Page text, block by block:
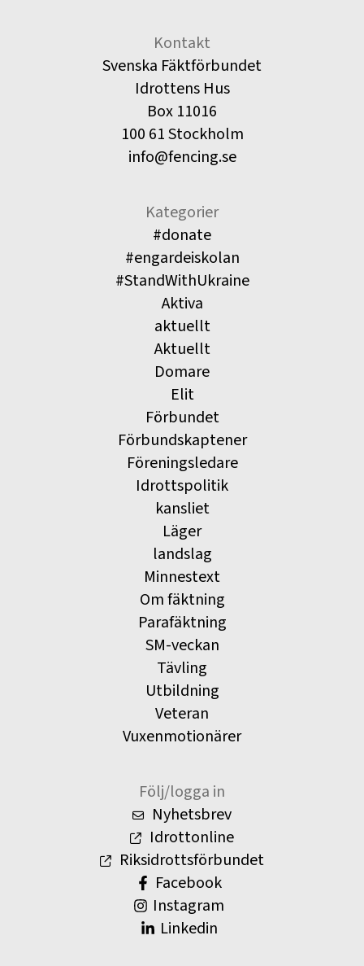
Kontakt
Svenska Fäktförbundet
Idrottens Hus
Box 11016
100 61 Stockholm
info@fencing.se
Kategorier
#donate
#engardeiskolan
#StandWithUkraine
Aktiva
aktuellt
Aktuellt
Domare
Elit
Förbundet
Förbundskaptener
Föreningsledare
Idrottspolitik
kansliet
Läger
landslag
Minnestext
Om fäktning
Parafäktning
SM-veckan
Tävling
Utbildning
Veteran
Vuxenmotionärer
Följ/logga in
Nyhetsbrev
Idrottonline
Riksidrottsförbundet
Facebook
Instagram
Linkedin